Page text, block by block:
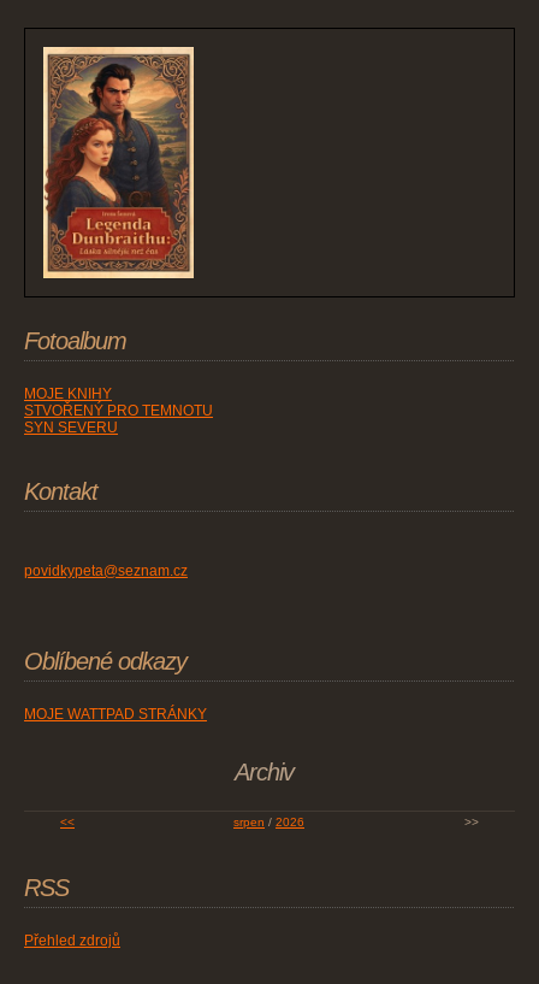
Fotoalbum
MOJE KNIHY
STVOŘENÝ PRO TEMNOTU
SYN SEVERU
Kontakt
povidkypeta@seznam.cz
Oblíbené odkazy
MOJE WATTPAD STRÁNKY
Archiv
<< srpen / 2026 >>
RSS
Přehled zdrojů